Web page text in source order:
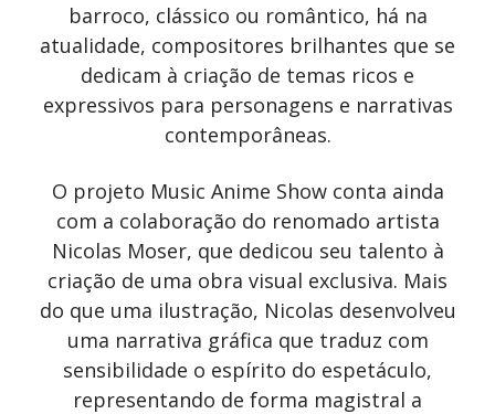
barroco, clássico ou romântico, há na
atualidade, compositores brilhantes que se
dedicam à criação de temas ricos e
expressivos para personagens e narrativas
contemporâneas.
O projeto Music Anime Show conta ainda
com a colaboração do renomado artista
Nicolas Moser, que dedicou seu talento à
criação de uma obra visual exclusiva. Mais
do que uma ilustração, Nicolas desenvolveu
uma narrativa gráfica que traduz com
sensibilidade o espírito do espetáculo,
representando de forma magistral a